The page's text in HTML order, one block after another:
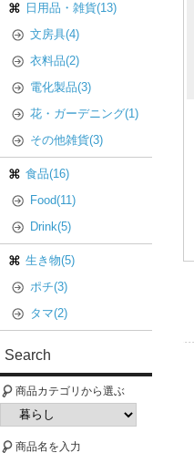
日用品・雑貨(13)
文房具(4)
衣料品(2)
電化製品(3)
花・ガーデニング(1)
その他雑貨(3)
食品(16)
Food(11)
Drink(5)
生き物(5)
ポチ(3)
タマ(2)
Search
商品カテゴリから選ぶ
商品名を入力